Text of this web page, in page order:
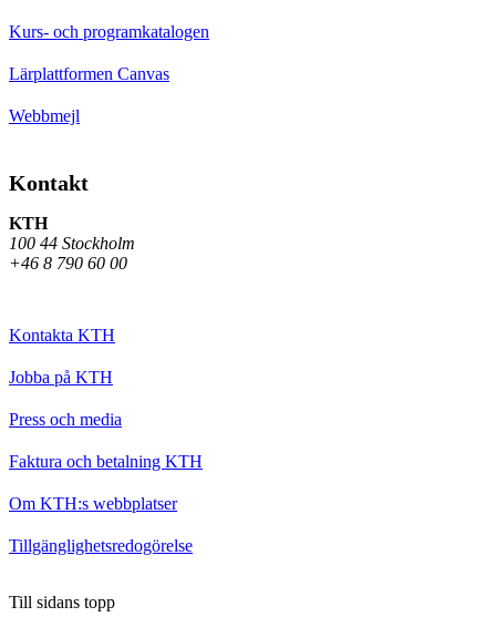
Kurs- och programkatalogen
Lärplattformen Canvas
Webbmejl
Kontakt
KTH
100 44 Stockholm
+46 8 790 60 00
Kontakta KTH
Jobba på KTH
Press och media
Faktura och betalning KTH
Om KTH:s webbplatser
Tillgänglighetsredogörelse
Till sidans topp